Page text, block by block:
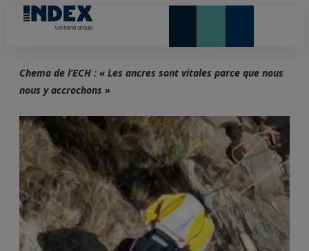
Chema de l’ECH : « Les ancres sont vitales parce que nous
nous y accrochons »